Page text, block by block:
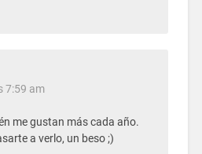
7:59 am
me gustan más cada año.
a verlo, un beso ;)